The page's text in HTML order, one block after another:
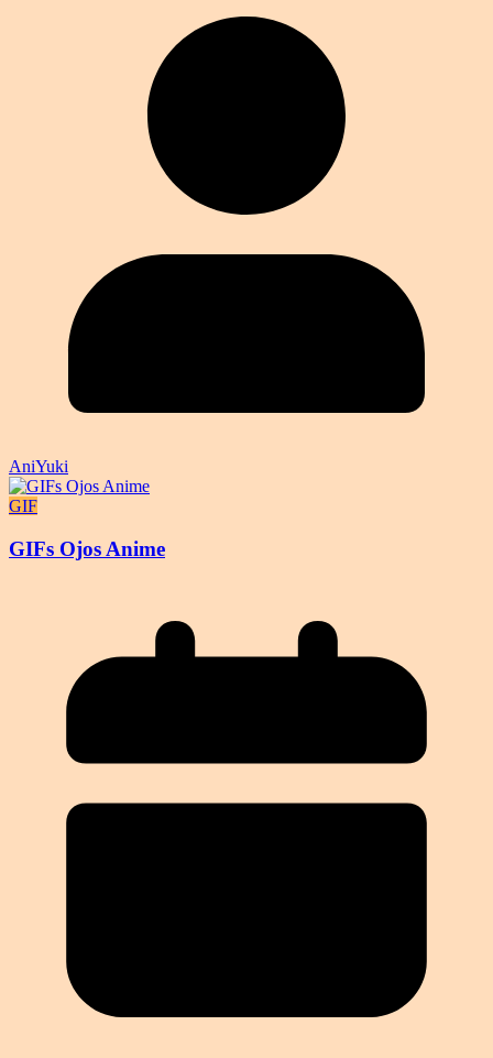
AniYuki
GIF
GIFs Ojos Anime